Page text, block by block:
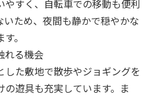
やすく、自転車での移動も便利
ため、夜間も静かで穏やかな
。
れる機会
した敷地で散歩やジョギングを
遊具も充実しています。ま